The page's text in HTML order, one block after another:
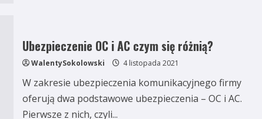
Ubezpieczenie OC i AC czym się różnią?
WalentySokolowski 4 listopada 2021
W zakresie ubezpieczenia komunikacyjnego firmy
oferują dwa podstawowe ubezpieczenia – OC i AC.
Pierwsze z nich, czyli...